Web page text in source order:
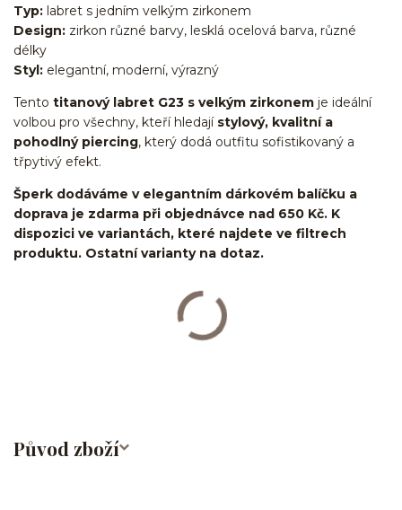
Typ: labret s jedním velkým zirkonem
Design: zirkon různé barvy, lesklá ocelová barva, různé
délky
Styl: elegantní, moderní, výrazný
Tento titanový labret G23 s velkým zirkonem je ideální
volbou pro všechny, kteří hledají stylový, kvalitní a
pohodlný piercing, který dodá outfitu sofistikovaný a
třpytivý efekt.
Šperk dodáváme v elegantním dárkovém balíčku a
doprava je zdarma při objednávce nad 650 Kč. K
dispozici ve variantách, které najdete ve filtrech
produktu. Ostatní varianty na dotaz.
lalůček/helix/tragus/conch/forward helix/flat/do nosu/nostril/do
rtů/lower labret/madonna/angel bites/snake bites/spider of viper
Původ zboží